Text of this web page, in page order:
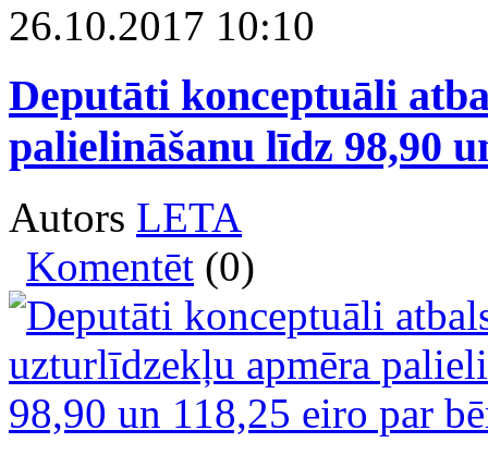
26.10.2017 10:10
Deputāti konceptuāli
palielināšanu līdz 98,90
Autors LETA
Komentēt (0)